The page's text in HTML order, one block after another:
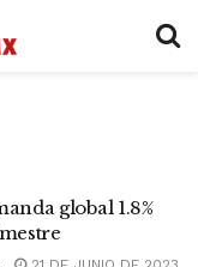
global 1.8%